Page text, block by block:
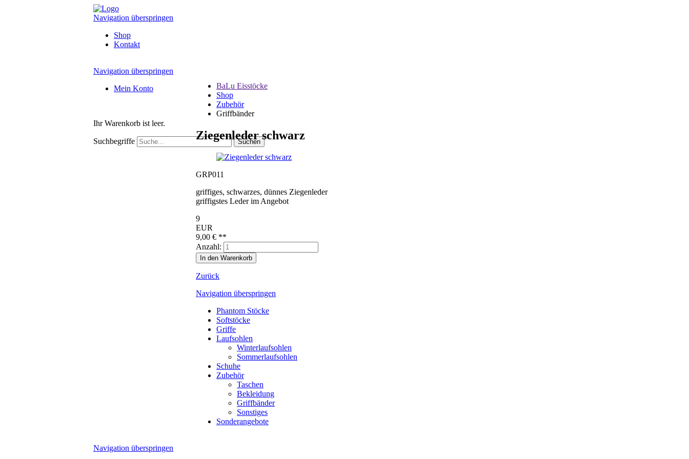
Navigation überspringen
Shop
Kontakt
Navigation überspringen
Mein Konto
Ihr Warenkorb ist leer.
Suchbegriffe
BaLu Eisstöcke
Shop
Zubehör
Griffbänder
Ziegenleder schwarz
GRP011
griffiges, schwarzes, dünnes Ziegenleder
griffigstes Leder im Angebot
9
EUR
9,00 € **
Anzahl:
Zurück
Navigation überspringen
Phantom Stöcke
Softstöcke
Griffe
Laufsohlen
Winterlaufsohlen
Sommerlaufsohlen
Schuhe
Zubehör
Taschen
Bekleidung
Griffbänder
Sonstiges
Sonderangebote
Navigation überspringen